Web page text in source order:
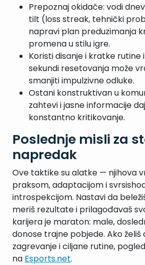
Prepoznaj okidače: vodi
tilt (loss streak, tehnički
napravi plan preduzimanja
promena u stilu igre.
Koristi disanje i kratke rutine
sekundi resetovanja može
smanjiti impulzivne odluke.
Ostani konstruktivan u
zahtevi i jasne informacije
konstantno kritikovanje.
Poslednje misli za
napredak
Ove taktike su alatke — njihova
praksom, adaptacijom i
introspekcijom. Nastavi da
meriš rezultate i prilagođavaš
karijera je maraton: male,
donose trajne pobjede. Ako
zagrevanje i ciljane rutine,
na Esports.net.